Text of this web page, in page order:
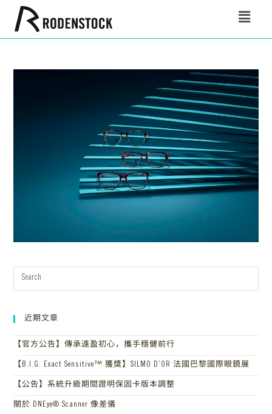
近期文章
【官方公告】傳承遠盈初心，攜手穩健前行
【B.I.G. Exact Sensitive™ 獲獎】SILMO D’OR 法國巴黎國際眼鏡展
【公告】系統升級期間證明保固卡版本調整
關於 DNEye® Scanner 像差儀